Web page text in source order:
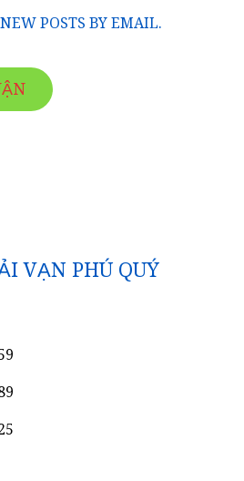
POSTS BY EMAIL.
VẠN PHÚ QUÝ